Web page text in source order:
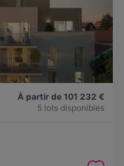
À partir de 101 232 €
5 lots disponibles